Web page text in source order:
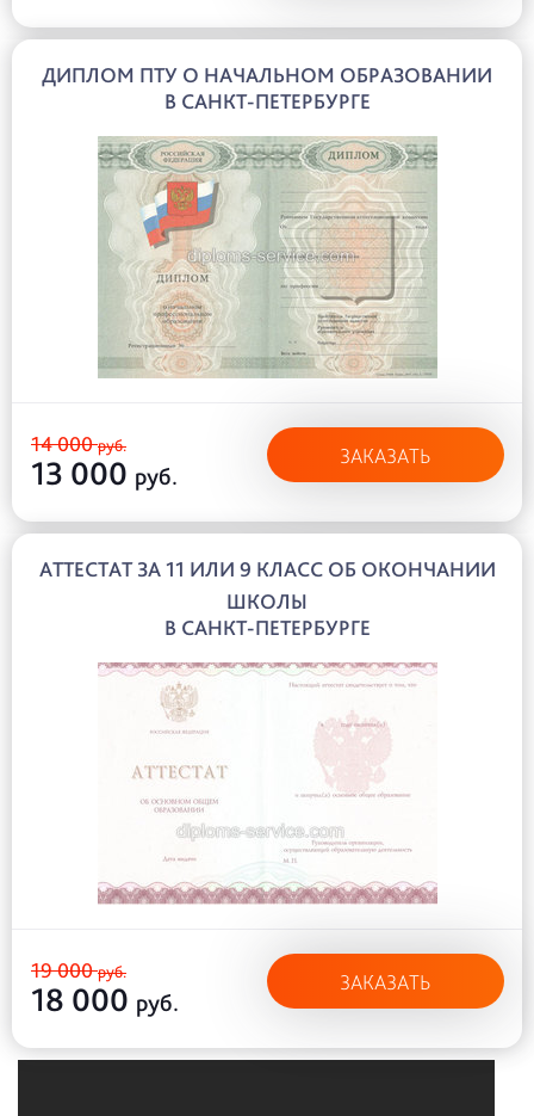
ДИПЛОМ ПТУ О НАЧАЛЬНОМ ОБРАЗОВАНИИ
В САНКТ-ПЕТЕРБУРГЕ
14 000руб.
13 000 руб.
ЗАКАЗАТЬ
АТТЕСТАТ ЗА 11 ИЛИ 9 КЛАСС ОБ ОКОНЧАНИИ
ШКОЛЫ
В САНКТ-ПЕТЕРБУРГЕ
19 000руб.
18 000 руб.
ЗАКАЗАТЬ